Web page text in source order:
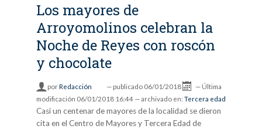
Los mayores de
Arroyomolinos celebran la
Noche de Reyes con roscón
y chocolate
porRedacción — publicado 06/01/2018 — Última
modificación 06/01/2018 16:44 — archivado en: Tercera edad
Casi un centenar de mayores de la localidad se dieron
cita en el Centro de Mayores y Tercera Edad de